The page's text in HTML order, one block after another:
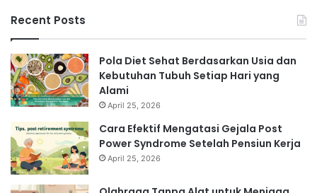
Recent Posts
Pola Diet Sehat Berdasarkan Usia dan
Kebutuhan Tubuh Setiap Hari yang
Alami
April 25, 2026
Cara Efektif Mengatasi Gejala Post
Power Syndrome Setelah Pensiun Kerja
April 25, 2026